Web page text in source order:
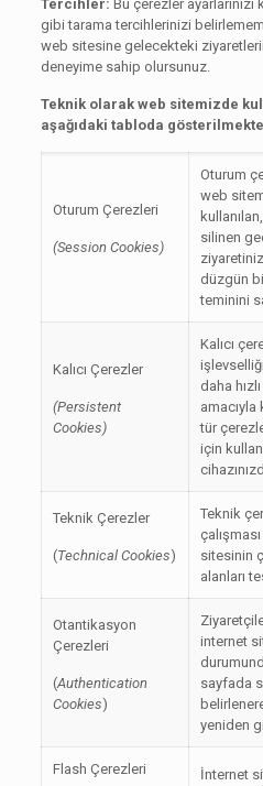
Tercihler: Bu çerezler
gibi tarama tercihlerinizi
web sitesine gelecekteki
deneyime sahip olursunuz.
Teknik olarak web sitemizde
aşağıdaki tabloda
Oturum Çerezleri
(Session Cookies)
Oturum
web
silinen
düzgün
teminini
Kalıcı Çerezler
(Persistent
Cookies)
Kalıcı
daha
amacıyla
tür
için
Teknik Çerezler
(Technical Cookies)
Teknik
sitesinin
alanları
Otantikasyon
Çerezleri
(Authentication
Cookies)
internet
sayfada
yeniden
Flash Çerezleri
İnternet